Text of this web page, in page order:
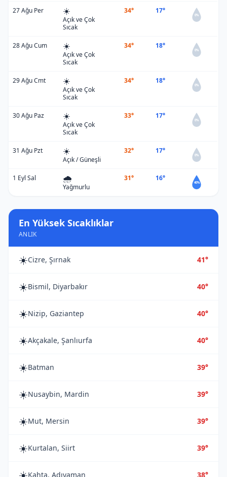
27 Ağu Per ☀️
Açık ve Çok
Sıcak
34° 17°
0%
28 Ağu Cum ☀️
Açık ve Çok
Sıcak
34° 18°
0%
29 Ağu Cmt ☀️
Açık ve Çok
Sıcak
34° 18°
0%
30 Ağu Paz ☀️
Açık ve Çok
Sıcak
33° 17°
0%
31 Ağu Pzt ☀️
Açık / Güneşli
32° 17°
0%
1 Eyl Sal 🌧️
Yağmurlu
31° 16°
40%
En Yüksek Sıcaklıklar
ANLIK
☀️Cizre, Şırnak 41°
☀️Bismil, Diyarbakır 40°
☀️Nizip, Gaziantep 40°
☀️Akçakale, Şanlıurfa 40°
☀️Batman 39°
☀️Nusaybin, Mardin 39°
☀️Mut, Mersin 39°
☀️Kurtalan, Siirt 39°
Kahta, Adıyaman 38°